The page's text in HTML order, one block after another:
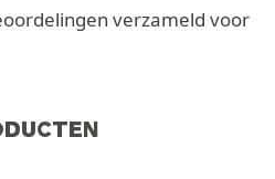
verzameld voor